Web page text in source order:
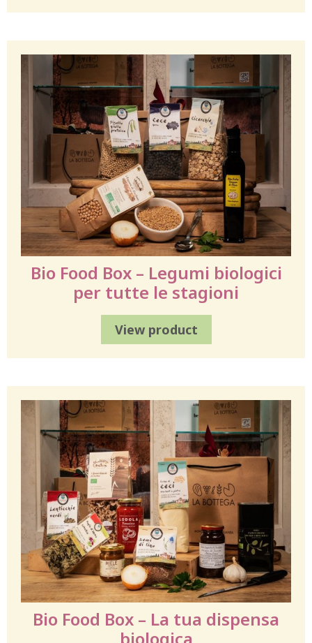
Bio Food Box – Legumi biologici
per tutte le stagioni
View product
Bio Food Box – La tua dispensa
biologica